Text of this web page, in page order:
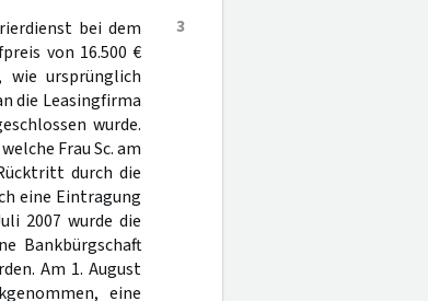
3
bei dem
von 16.500 €
wie ursprünglich
die Leasingfirma
wurde.
Frau Sc. am
durch die
eine Eintragung
2007 wurde die
Bankbürgschaft
Am 1. August
eine